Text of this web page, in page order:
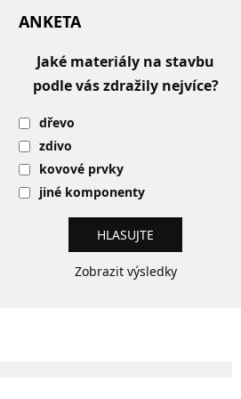
ANKETA
Jaké materiály na stavbu
podle vás zdražily nejvíce?
dřevo
zdivo
kovové prvky
jiné komponenty
Zobrazit výsledky